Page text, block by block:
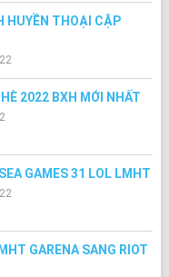
HUYỀN THOẠI CẬP
2022 BXH MỚI NHẤT
GAMES 31 LOL LMHT
GARENA SANG RIOT